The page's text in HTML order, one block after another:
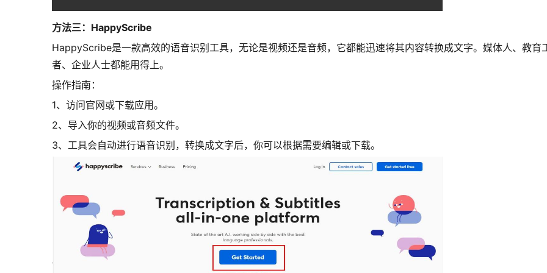
方法三：HappyScribe
HappyScribe是一款高效的语音识别工具，无论是视频还是音频，它都能迅速将其内容转换成文字。媒体人、教育
者、企业人士都能用得上。
操作指南：
1、访问官网或下载应用。
2、导入你的视频或音频文件。
3、工具会自动进行语音识别，转换成文字后，你可以根据需要编辑或下载。